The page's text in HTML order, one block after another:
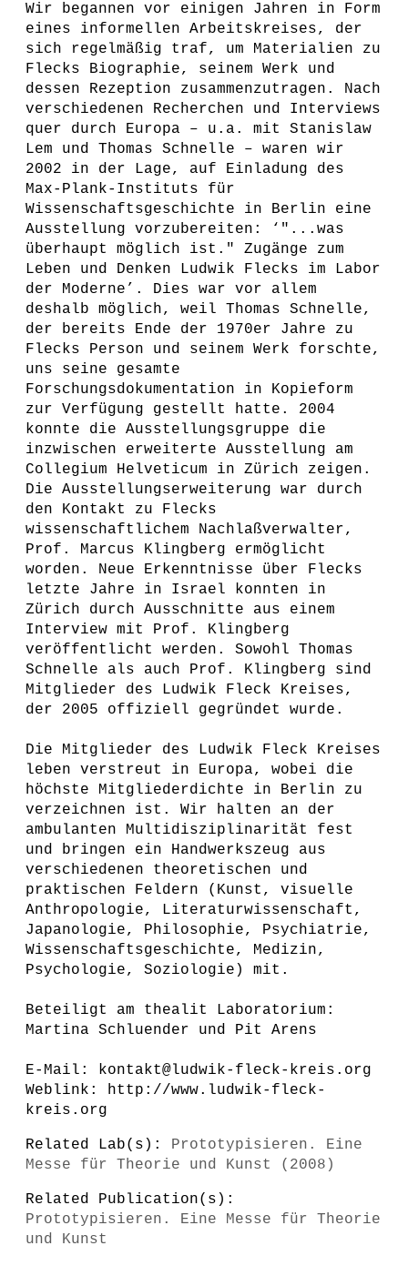
Wir begannen vor einigen Jahren in Form
eines informellen Arbeitskreises, der
sich regelmäßig traf, um Materialien zu
Flecks Biographie, seinem Werk und
dessen Rezeption zusammenzutragen. Nach
verschiedenen Recherchen und Interviews
quer durch Europa – u.a. mit Stanislaw
Lem und Thomas Schnelle – waren wir
2002 in der Lage, auf Einladung des
Max-Plank-Instituts für
Wissenschaftsgeschichte in Berlin eine
Ausstellung vorzubereiten: ‘"...was
überhaupt möglich ist." Zugänge zum
Leben und Denken Ludwik Flecks im Labor
der Moderne’. Dies war vor allem
deshalb möglich, weil Thomas Schnelle,
der bereits Ende der 1970er Jahre zu
Flecks Person und seinem Werk forschte,
uns seine gesamte
Forschungsdokumentation in Kopieform
zur Verfügung gestellt hatte. 2004
konnte die Ausstellungsgruppe die
inzwischen erweiterte Ausstellung am
Collegium Helveticum in Zürich zeigen.
Die Ausstellungserweiterung war durch
den Kontakt zu Flecks
wissenschaftlichem Nachlaßverwalter,
Prof. Marcus Klingberg ermöglicht
worden. Neue Erkenntnisse über Flecks
letzte Jahre in Israel konnten in
Zürich durch Ausschnitte aus einem
Interview mit Prof. Klingberg
veröffentlicht werden. Sowohl Thomas
Schnelle als auch Prof. Klingberg sind
Mitglieder des Ludwik Fleck Kreises,
der 2005 offiziell gegründet wurde.
Die Mitglieder des Ludwik Fleck Kreises
leben verstreut in Europa, wobei die
höchste Mitgliederdichte in Berlin zu
verzeichnen ist. Wir halten an der
ambulanten Multidisziplinarität fest
und bringen ein Handwerkszeug aus
verschiedenen theoretischen und
praktischen Feldern (Kunst, visuelle
Anthropologie, Literaturwissenschaft,
Japanologie, Philosophie, Psychiatrie,
Wissenschaftsgeschichte, Medizin,
Psychologie, Soziologie) mit.
Beteiligt am thealit Laboratorium:
Martina Schluender und Pit Arens
E-Mail: kontakt@ludwik-fleck-kreis.org
Weblink: http://www.ludwik-fleck-
kreis.org
Related Lab(s): Prototypisieren. Eine
Messe für Theorie und Kunst (2008)
Related Publication(s):
Prototypisieren. Eine Messe für Theorie
und Kunst